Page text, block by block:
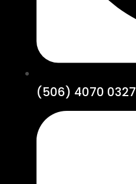
(506) 4070 0327